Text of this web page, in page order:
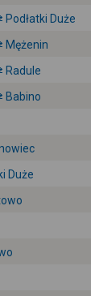
Podłatki Duże
Mężenin
Radule
Babino
Duże